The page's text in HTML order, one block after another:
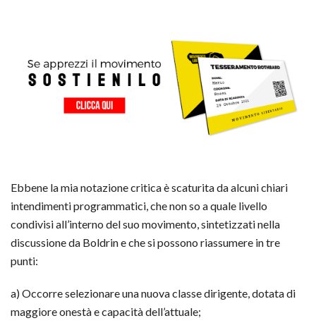
Ebbene la mia notazione critica è scaturita da alcuni chiari
intendimenti programmatici, che non so a quale livello
condivisi all’interno del suo movimento, sintetizzati nella
discussione da Boldrin e che si possono riassumere in tre
punti:
a) Occorre selezionare una nuova classe dirigente, dotata di
maggiore onestà e capacità dell’attuale;